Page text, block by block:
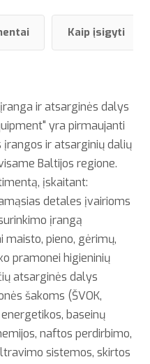
Kaip įsigyti
ir atsarginės dalys
yra pirmaujanti
ir atsarginių dalių
Baltijos regione.
įskaitant:
detales įvairioms
įrangą
maisto, pieno, gėrimų,
pramonei higieninių
atsarginės dalys
šakoms (ŠVOK,
baseinų
naftos perdirbimo,
sistemos, skirtos